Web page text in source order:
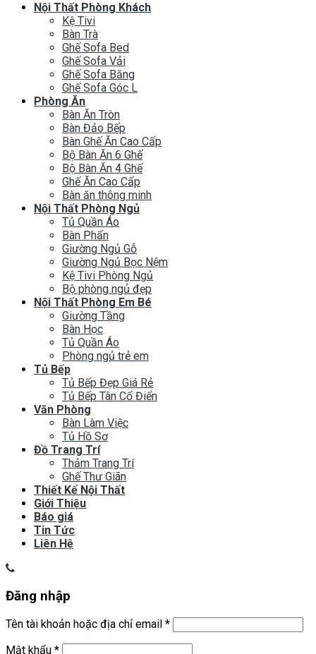
Nội Thất Phòng Khách
Kệ Tivi
Bàn Trà
Ghế Sofa Bed
Ghế Sofa Vải
Ghế Sofa Băng
Ghế Sofa Góc L
Phòng Ăn
Bàn Ăn Tròn
Bàn Đảo Bếp
Bàn Ghế Ăn Cao Cấp
Bộ Bàn Ăn 6 Ghế
Bộ Bàn Ăn 4 Ghế
Ghế Ăn Cao Cấp
Bàn ăn thông minh
Nội Thất Phòng Ngủ
Tủ Quần Áo
Bàn Phấn
Giường Ngủ Gỗ
Giường Ngủ Bọc Nệm
Kệ Tivi Phòng Ngủ
Bộ phòng ngủ đẹp
Nội Thất Phòng Em Bé
Giường Tầng
Bàn Học
Tủ Quần Áo
Phòng ngủ trẻ em
Tủ Bếp
Tủ Bếp Đẹp Giá Rẻ
Tủ Bếp Tân Cổ Điển
Văn Phòng
Bàn Làm Việc
Tủ Hồ Sơ
Đồ Trang Trí
Thảm Trang Trí
Ghế Thư Giãn
Thiết Kế Nội Thất
Giới Thiệu
Báo giá
Tin Tức
Liên Hệ
Đăng nhập
Tên tài khoản hoặc địa chỉ email *
Mật khẩu *